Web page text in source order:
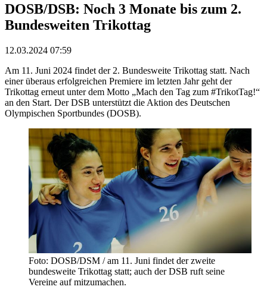
DOSB/DSB: Noch 3 Monate bis zum 2.
Bundesweiten Trikottag
12.03.2024 07:59
Am 11. Juni 2024 findet der 2. Bundesweite Trikottag statt. Nach
einer überaus erfolgreichen Premiere im letzten Jahr geht der
Trikottag erneut unter dem Motto „Mach den Tag zum #TrikotTag!“
an den Start. Der DSB unterstützt die Aktion des Deutschen
Olympischen Sportbundes (DOSB).
Foto: DOSB/DSM / am 11. Juni findet der zweite
bundesweite Trikottag statt; auch der DSB ruft seine
Vereine auf mitzumachen.